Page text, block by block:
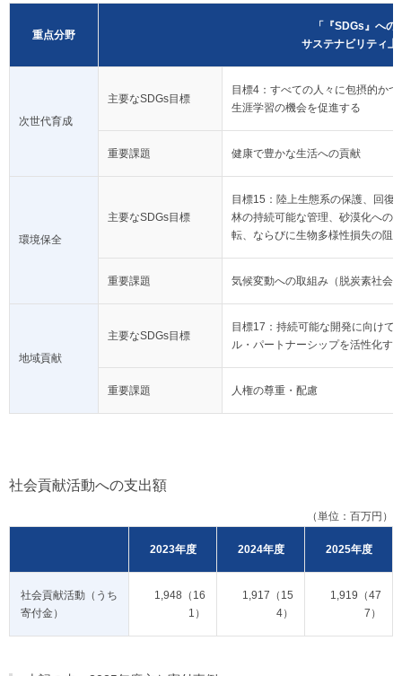
重点分野
「『SDGs』へ
サステナビリティ
次世代育成
主要なSDGs目標
目標4：すべての人々に包摂的か
生涯学習の機会を促進する
重要課題 健康で豊かな生活への貢献
環境保全
主要なSDGs目標
目標15：陸上生態系の保護、回復
林の持続可能な管理、砂漠化への
転、ならびに生物多様性損失の阻
重要課題 気候変動への取組み（脱炭素社会
地域貢献
主要なSDGs目標
目標17：持続可能な開発に向けて
ル・パートナーシップを活性化す
重要課題 人権の尊重・配慮
社会貢献活動への支出額
（単位：百万円）
2023年度 2024年度 2025年度
社会貢献活動（うち
寄付金）
1,948（16
1）
1,917（15
4）
1,919（47
7）